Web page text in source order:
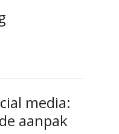
media:
aanpak